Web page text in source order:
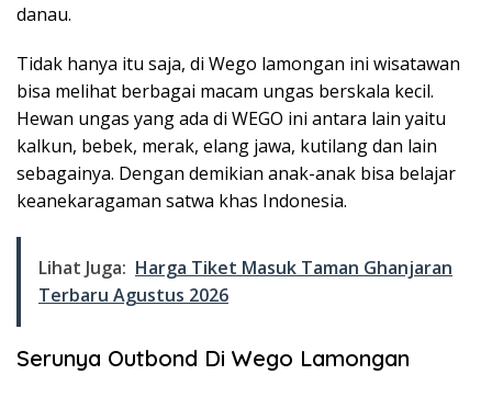
danau.
Tidak hanya itu saja, di Wego lamongan ini wisatawan
bisa melihat berbagai macam ungas berskala kecil.
Hewan ungas yang ada di WEGO ini antara lain yaitu
kalkun, bebek, merak, elang jawa, kutilang dan lain
sebagainya. Dengan demikian anak-anak bisa belajar
keanekaragaman satwa khas Indonesia.
Lihat Juga: Harga Tiket Masuk Taman Ghanjaran
Terbaru Agustus 2026
Serunya Outbond Di Wego Lamongan